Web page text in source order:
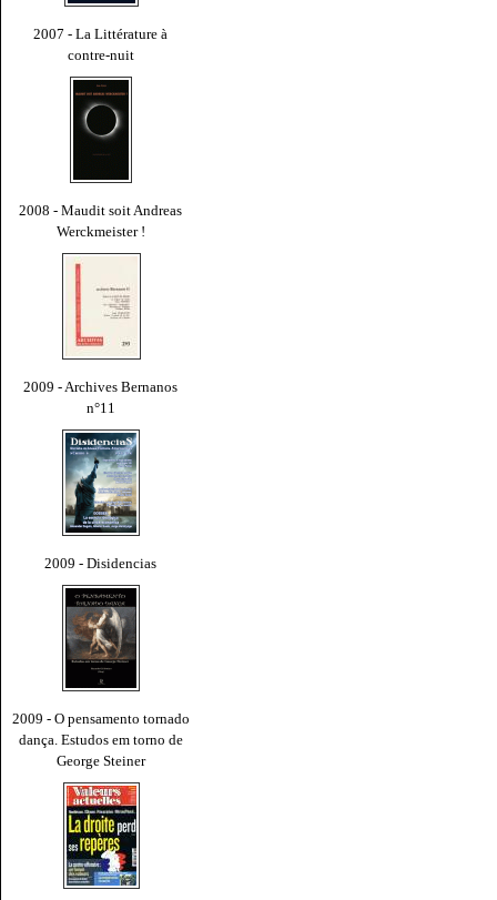
2007 - La Littérature à
contre-nuit
2008 - Maudit soit Andreas
Werckmeister !
2009 - Archives Bernanos
n°11
2009 - Disidencias
2009 - O pensamento tornado
dança. Estudos em torno de
George Steiner